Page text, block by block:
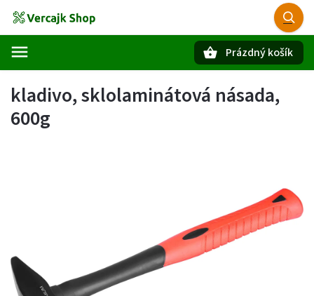
Prázdný košík
kladivo, sklolaminátová násada,
600g